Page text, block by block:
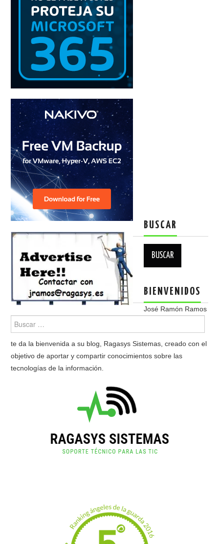
BUSCAR
BIENVENIDOS
José Ramón Ramos
te da la bienvenida a su blog, Ragasys Sistemas, creado con el
objetivo de aportar y compartir conocimientos sobre las
tecnologías de la información.